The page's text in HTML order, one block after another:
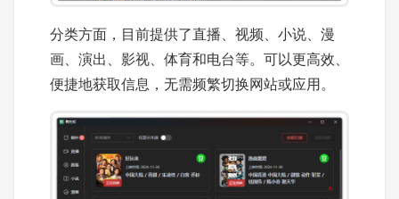
分类方面，目前提供了直播、视频、小说、漫
画、演出、影视、体育和电台等。可以更高效、
便捷地获取信息，无需频繁切换网站或应用。